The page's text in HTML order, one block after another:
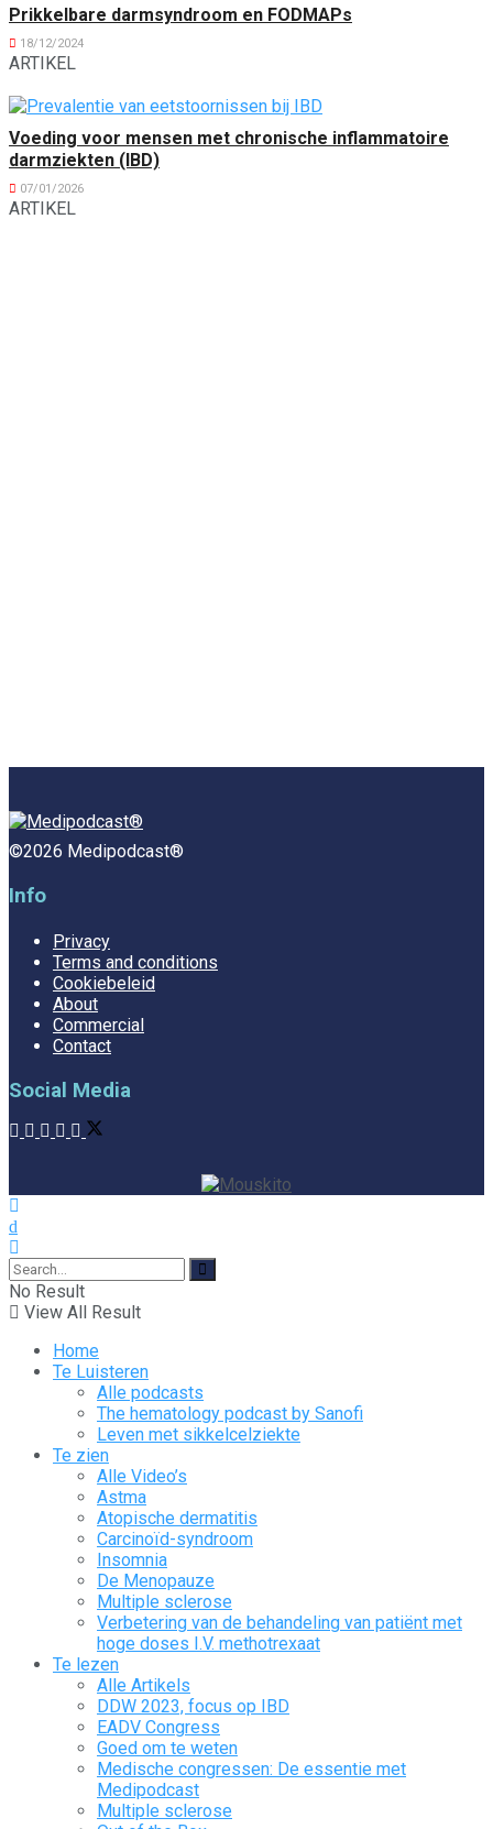
Prikkelbare darmsyndroom en FODMAPs
18/12/2024
ARTIKEL
Voeding voor mensen met chronische inflammatoire
darmziekten (IBD)
07/01/2026
ARTIKEL
©2026 Medipodcast®
Info
Privacy
Terms and conditions
Cookiebeleid
About
Commercial
Contact
Social Media
No Result
View All Result
Home
Te Luisteren
Alle podcasts
The hematology podcast by Sanofi
Leven met sikkelcelziekte
Te zien
Alle Video’s
Astma
Atopische dermatitis
Carcinoïd-syndroom
Insomnia
De Menopauze
Multiple sclerose
Verbetering van de behandeling van patiënt met
hoge doses I.V. methotrexaat
Te lezen
Alle Artikels
DDW 2023, focus op IBD
EADV Congress
Goed om te weten
Medische congressen: De essentie met
Medipodcast
Multiple sclerose